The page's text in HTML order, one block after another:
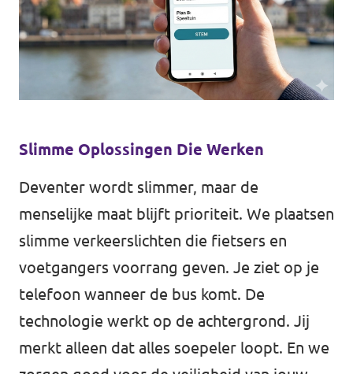
Agenda
Doneer
Vacatures
Slimme Oplossingen Die Werken
Deventer wordt slimmer, maar de
menselijke maat blijft prioriteit. We plaatsen
slimme verkeerslichten die fietsers en
voetgangers voorrang geven. Je ziet op je
telefoon wanneer de bus komt. De
technologie werkt op de achtergrond. Jij
merkt alleen dat alles soepeler loopt. En we